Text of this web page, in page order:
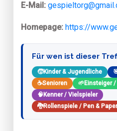
E-Mail:
Homepage: https://
Für wen ist dieser
🧒Kinder & Jugendliche
☕Senioren 🌱 Einsteiger
🧠 Kenner / Vielspieler
🐉Rollenspiele / Pen & Paper